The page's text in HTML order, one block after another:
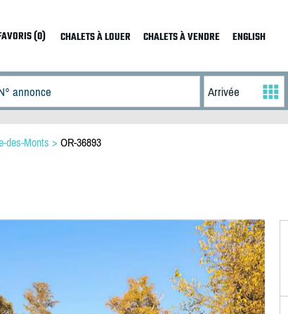
(0) CHALETS À LOUER CHALETS À VENDRE ENGLISH
des-Monts > OR-36893